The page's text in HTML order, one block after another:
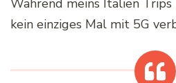
Während meins Italien Trips
kein einziges Mal mit 5G